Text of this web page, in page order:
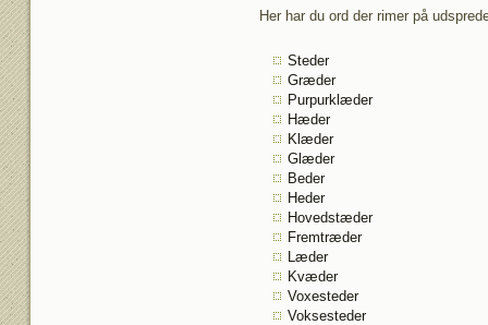
Her har du ord der rimer på
Steder
Græder
Purpurklæder
Hæder
Klæder
Glæder
Beder
Heder
Hovedstæder
Fremtræder
Læder
Kvæder
Voxesteder
Voksesteder